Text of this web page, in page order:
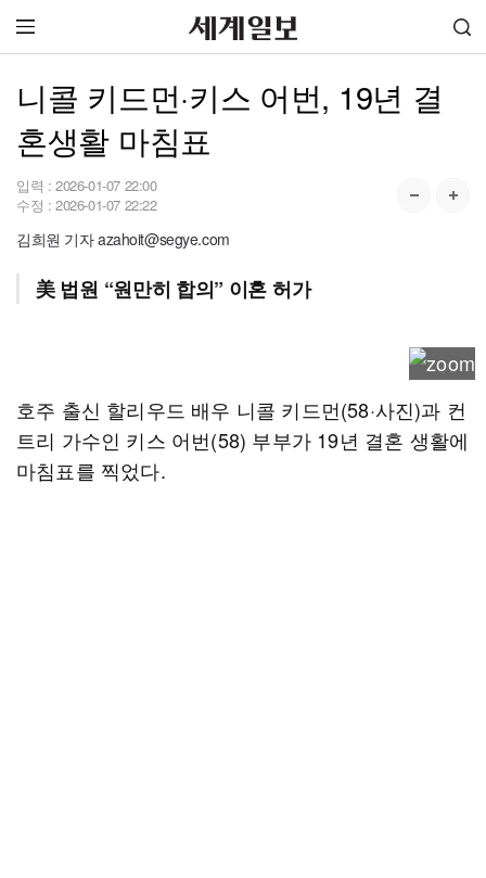
니콜 키드먼·키스 어번, 19년 결
혼생활 마침표
입력 : 2026-01-07 22:00
수정 : 2026-01-07 22:22
김희원 기자 azahoit@segye.com
美 법원 “원만히 합의” 이혼 허가
호주 출신 할리우드 배우 니콜 키드먼(58·사진)과 컨
트리 가수인 키스 어번(58) 부부가 19년 결혼 생활에
마침표를 찍었다.